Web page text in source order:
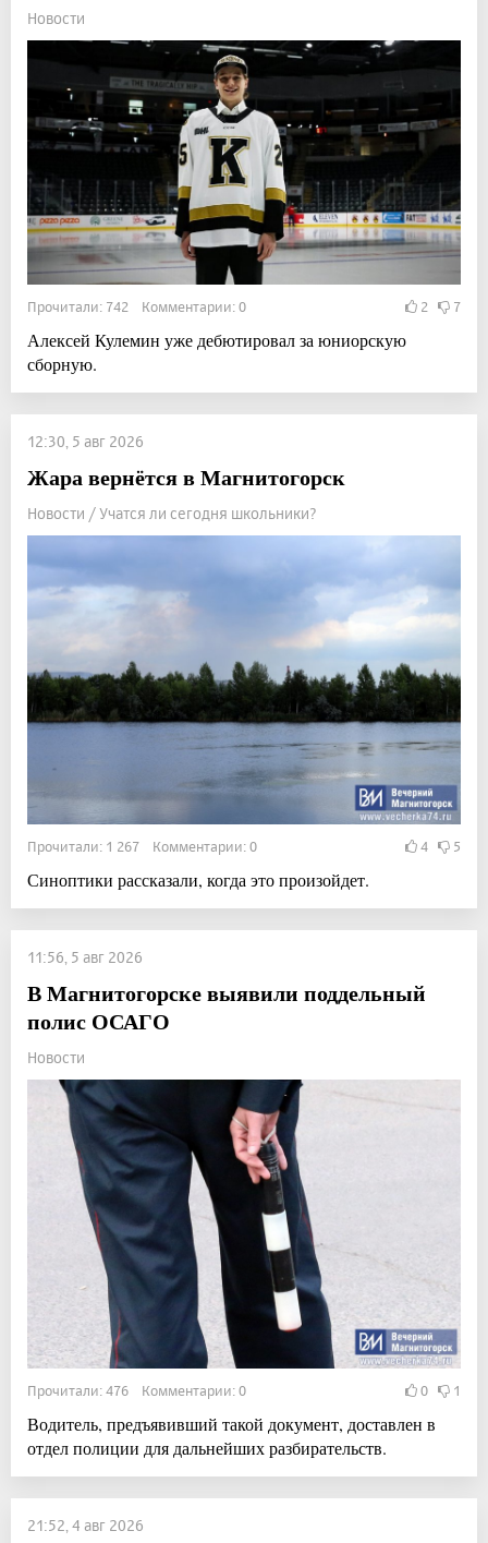
Новости
Прочитали: 742 Комментарии: 0 2 7
Алексей Кулемин уже дебютировал за юниорскую
сборную.
12:30, 5 авг 2026
Жара вернётся в Магнитогорск
Новости / Учатся ли сегодня школьники?
Прочитали: 1 267 Комментарии: 0 4 5
Синоптики рассказали, когда это произойдет.
11:56, 5 авг 2026
В Магнитогорске выявили поддельный
полис ОСАГО
Новости
Прочитали: 476 Комментарии: 0 0 1
Водитель, предъявивший такой документ, доставлен в
отдел полиции для дальнейших разбирательств.
21:52, 4 авг 2026